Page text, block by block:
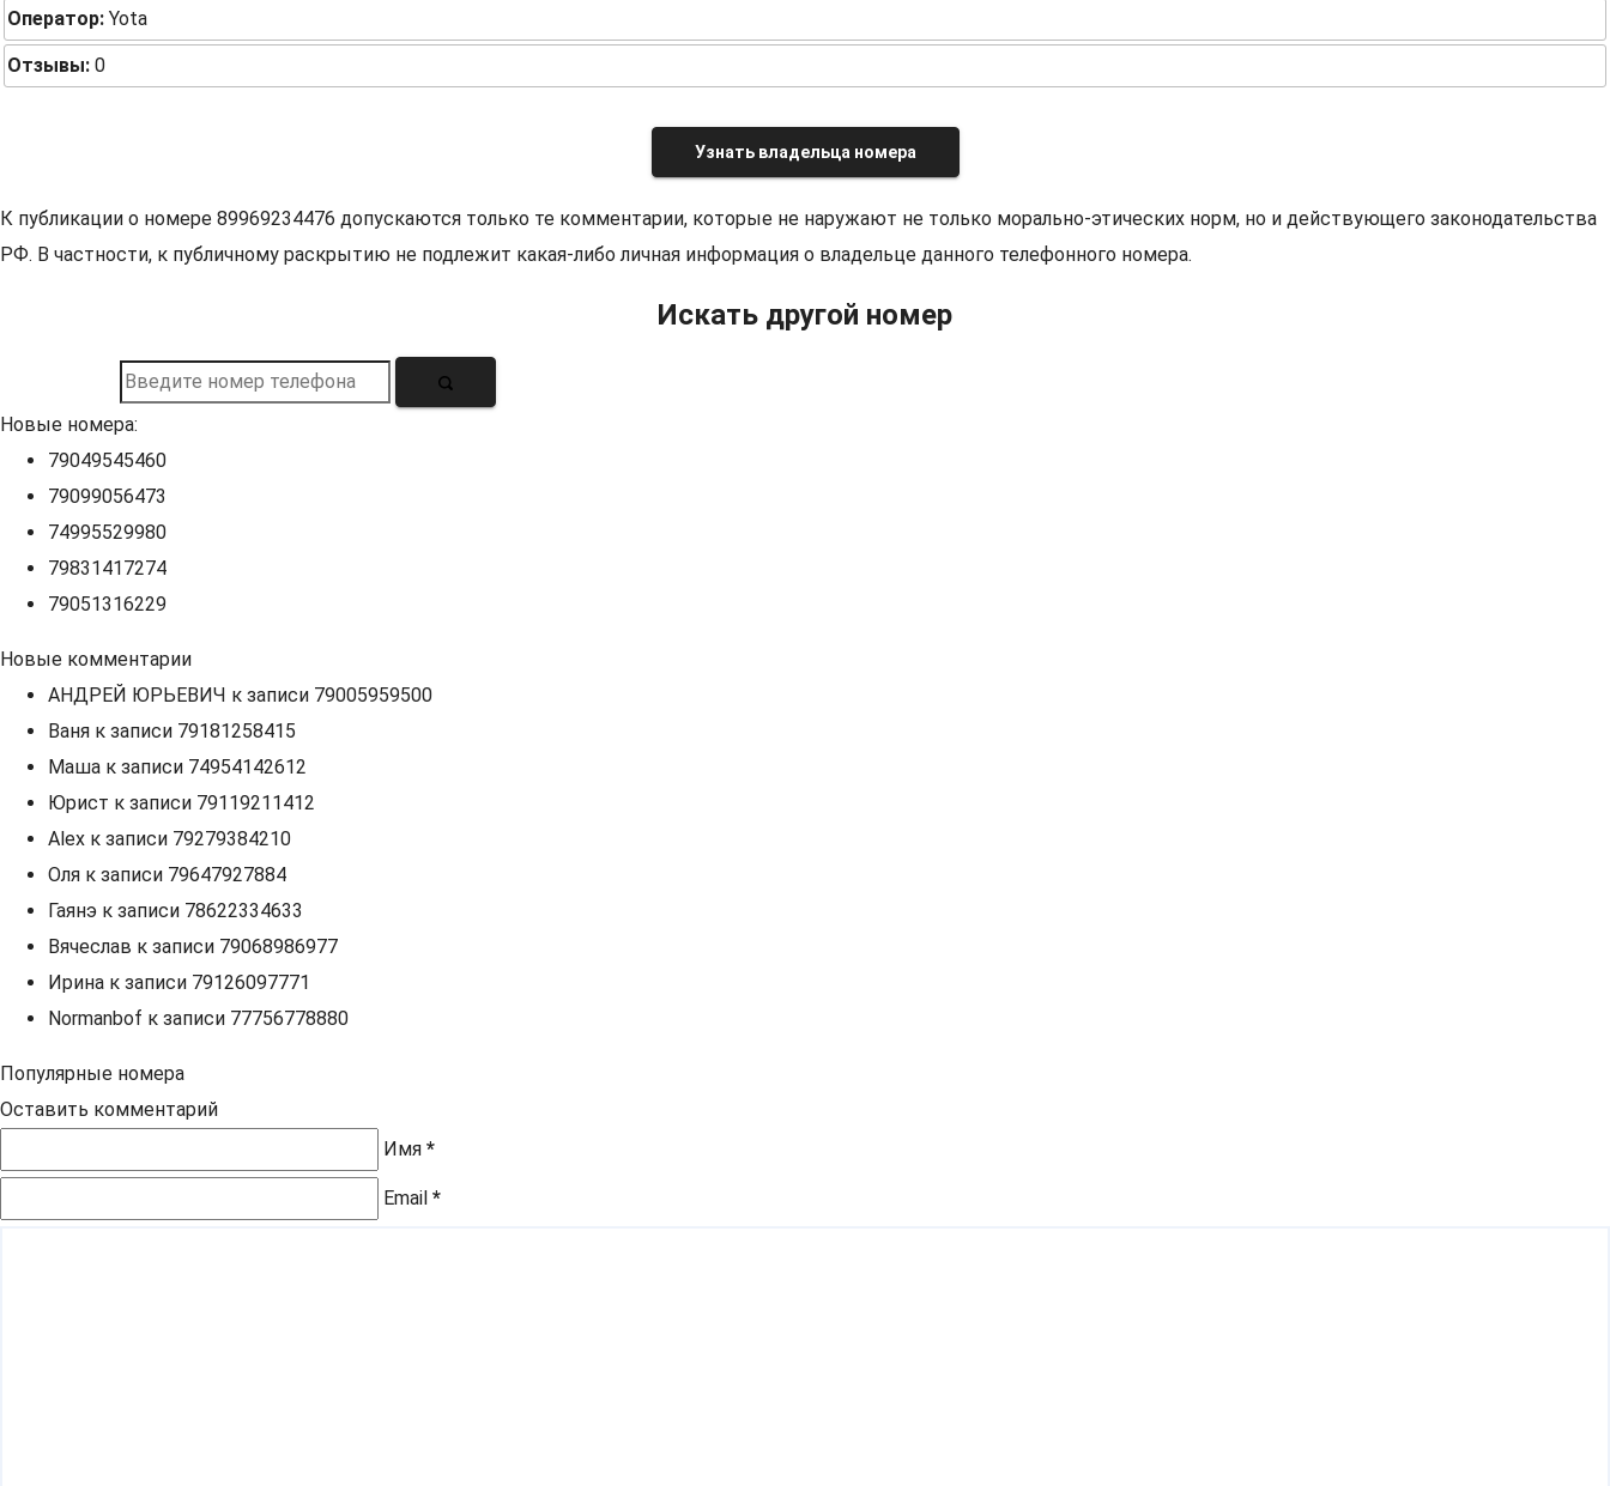
Оператор: Yota
Отзывы: 0
Узнать владельца номера
К публикации о номере 89969234476 допускаются только те комментарии, которые не наружают не только морально-этических норм, но и действующего законодательства
РФ. В частности, к публичному раскрытию не подлежит какая-либо личная информация о владельце данного телефонного номера.
Искать другой номер
Новые номера:
79049545460
79099056473
74995529980
79831417274
79051316229
Новые комментарии
АНДРЕЙ ЮРЬЕВИЧ к записи 79005959500
Ваня к записи 79181258415
Маша к записи 74954142612
Юрист к записи 79119211412
Alex к записи 79279384210
Оля к записи 79647927884
Гаянэ к записи 78622334633
Вячеслав к записи 79068986977
Ирина к записи 79126097771
Normanbof к записи 77756778880
Популярные номера
Оставить комментарий
Имя *
Email *